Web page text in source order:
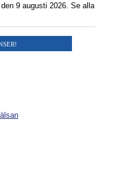
den 9 augusti 2026 . Se alla